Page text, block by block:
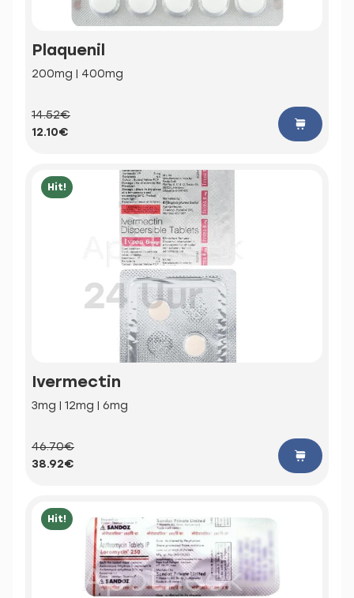
Plaquenil
200mg | 400mg
14.52€
12.10€
Hit!
Ivermectin
3mg | 12mg | 6mg
46.70€
38.92€
Hit!